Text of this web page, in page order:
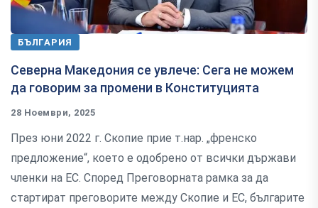
БЪЛГАРИЯ
Северна Македония се увлече: Сега не можем
да говорим за промени в Конституцията
28 Ноември, 2025
През юни 2022 г. Скопие прие т.нар. „френско
предложение“, което е одобрено от всички държави
членки на ЕС. Според Преговорната рамка за да
стартират преговорите между Скопие и ЕС, българите